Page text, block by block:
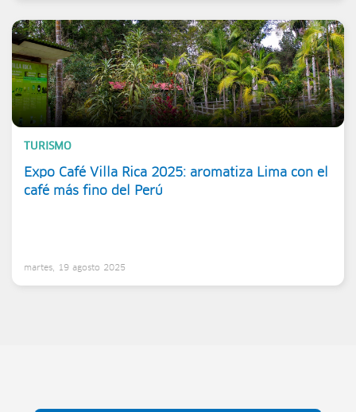
TURISMO
Expo Café Villa Rica 2025: aromatiza Lima con el
café más fino del Perú
martes, 19 agosto 2025